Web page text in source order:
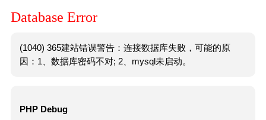
Database Error
(1040) 365建站错误警告：连接数据库失败，可能的原
因：1、数据库密码不对; 2、mysql未启动。
PHP Debug